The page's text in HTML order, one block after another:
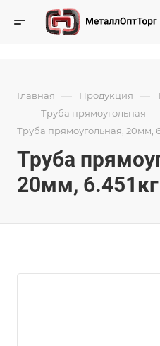
Главная — Продукция —
— Труба прямоугольная
Труба прямоугольная, 20мм,
Труба
20мм, 6.451кг